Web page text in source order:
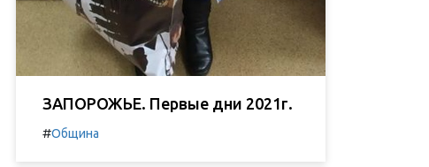
ЗАПОРОЖЬЕ. Первые дни 2021г.
#Община